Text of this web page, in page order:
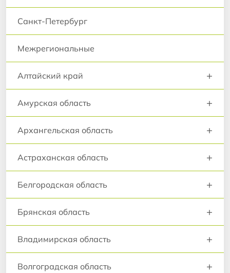
Санкт-Петербург
Межрегиональные
Алтайский край +
Амурская область +
Архангельская область +
Астраханская область +
Белгородская область +
Брянская область +
Владимирская область +
Волгоградская область +